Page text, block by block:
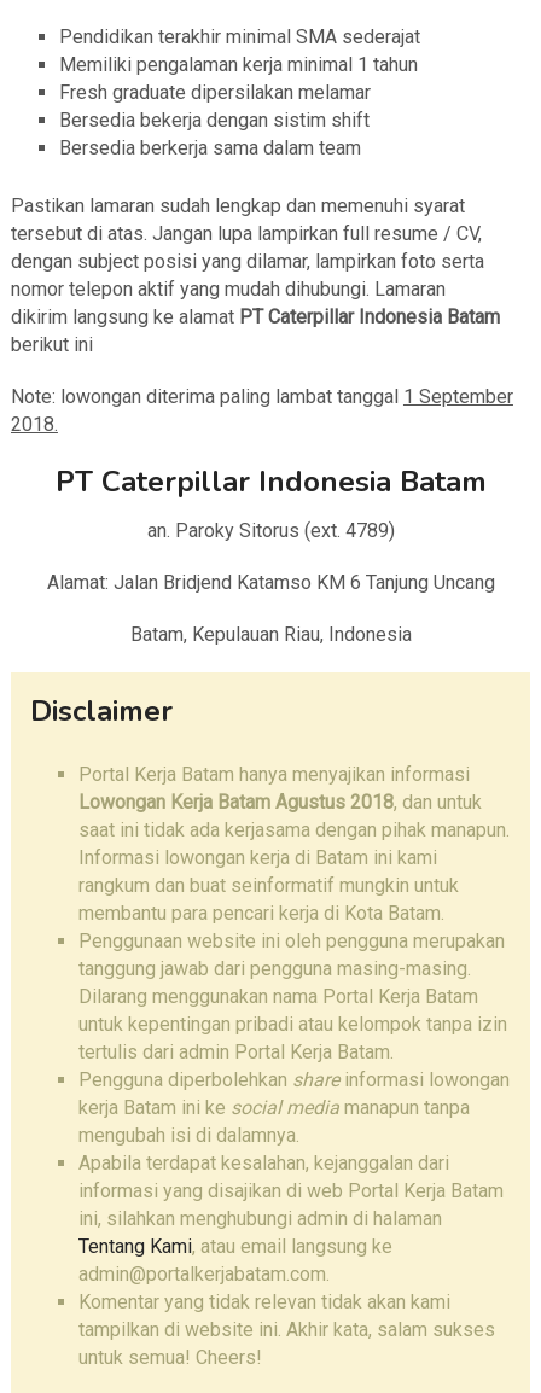
Pendidikan terakhir minimal SMA sederajat
Memiliki pengalaman kerja minimal 1 tahun
Fresh graduate dipersilakan melamar
Bersedia bekerja dengan sistim shift
Bersedia berkerja sama dalam team
Pastikan lamaran sudah lengkap dan memenuhi syarat
tersebut di atas. Jangan lupa lampirkan full resume / CV,
dengan subject posisi yang dilamar, lampirkan foto serta
nomor telepon aktif yang mudah dihubungi. Lamaran
dikirim langsung ke alamat PT Caterpillar Indonesia Batam
berikut ini
Note: lowongan diterima paling lambat tanggal 1 September
2018.
PT Caterpillar Indonesia Batam
an. Paroky Sitorus (ext. 4789)
Alamat: Jalan Bridjend Katamso KM 6 Tanjung Uncang
Batam, Kepulauan Riau, Indonesia
Disclaimer
Portal Kerja Batam hanya menyajikan informasi
Lowongan Kerja Batam Agustus 2018, dan untuk
saat ini tidak ada kerjasama dengan pihak manapun.
Informasi lowongan kerja di Batam ini kami
rangkum dan buat seinformatif mungkin untuk
membantu para pencari kerja di Kota Batam.
Penggunaan website ini oleh pengguna merupakan
tanggung jawab dari pengguna masing-masing.
Dilarang menggunakan nama Portal Kerja Batam
untuk kepentingan pribadi atau kelompok tanpa izin
tertulis dari admin Portal Kerja Batam.
Pengguna diperbolehkan shareinformasi lowongan
kerja Batam ini ke social mediamanapun tanpa
mengubah isi di dalamnya.
Apabila terdapat kesalahan, kejanggalan dari
informasi yang disajikan di web Portal Kerja Batam
ini, silahkan menghubungi admin di halaman
Tentang Kami, atau email langsung ke
admin@portalkerjabatam.com.
Komentar yang tidak relevan tidak akan kami
tampilkan di website ini. Akhir kata, salam sukses
untuk semua! Cheers!